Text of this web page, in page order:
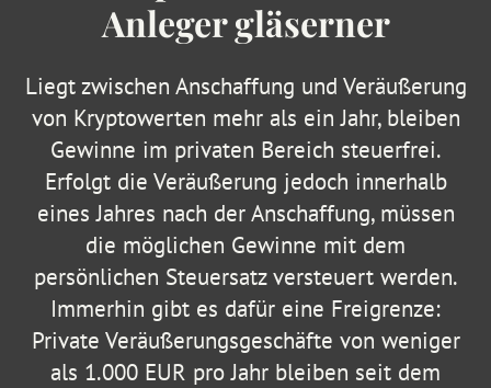
Anleger gläserner
Liegt zwischen Anschaffung und Veräußerung
von Kryptowerten mehr als ein Jahr, bleiben
Gewinne im privaten Bereich steuerfrei.
Erfolgt die Veräußerung jedoch innerhalb
eines Jahres nach der Anschaffung, müssen
die möglichen Gewinne mit dem
persönlichen Steuersatz versteuert werden.
Immerhin gibt es dafür eine Freigrenze:
Private Veräußerungsgeschäfte von weniger
als 1.000 EUR pro Jahr bleiben seit dem